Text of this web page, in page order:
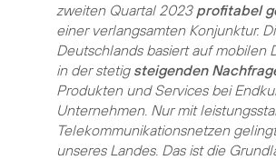
zweiten Quartal 2023 profitabel
einer verlangsamten Konjunktur.
Deutschlands basiert auf mobilen
in der stetig steigenden
Produkten und Services bei
Unternehmen. Nur mit
Telekommunikationsnetzen
unseres Landes. Das ist die